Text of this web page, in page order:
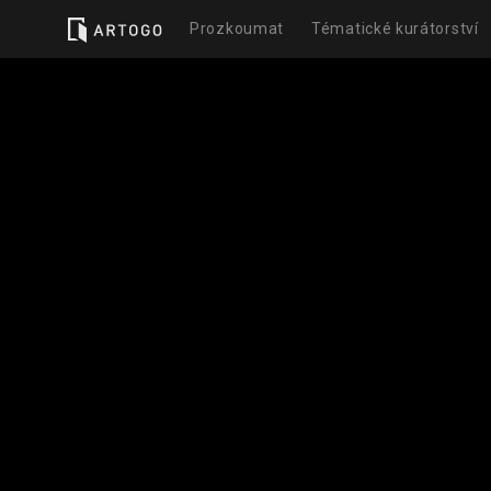
Prozkoumat Tématické kurátorství